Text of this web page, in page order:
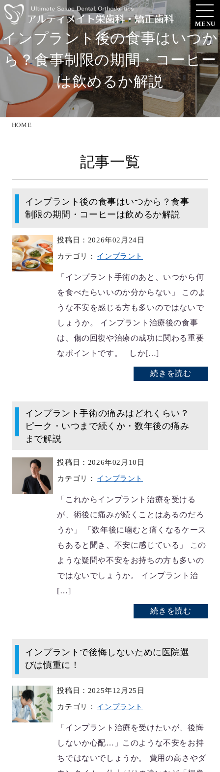
MENU
インプラント後の食事はいつか
ら？食事制限の期間・コーヒー
は飲めるか解説
HOME
記事一覧
インプラント後の食事はいつから？食事
制限の期間・コーヒーは飲めるか解説
投稿日：2026年02月24日
カテゴリ： インプラント
「インプラント手術のあと、いつから何
を食べたらいいのか分からない」 このよ
うな不安を感じる方も多いのではないで
しょうか。 インプラント治療後の食事
は、傷の回復や治療の成功に関わる重要
なポイントです。 しか[…]
続きを読む
インプラント手術の痛みはどれくらい？
ピーク・いつまで続くか・数年後の痛み
まで解説
投稿日：2026年02月10日
カテゴリ： インプラント
「これからインプラント治療を受ける
が、術後に痛みが続くことはあるのだろ
うか」 「数年後に噛むと痛くなるケース
もあると聞き、不安に感じている」 この
ような疑問や不安をお持ちの方も多いの
ではないでしょうか。 インプラント治
[…]
続きを読む
インプラントで後悔しないために医院選
びは慎重に！
投稿日：2025年12月25日
カテゴリ： インプラント
「インプラント治療を受けたいが、後悔
しないか心配…」このような不安をお持
ちではないでしょうか。 費用の高さやダ